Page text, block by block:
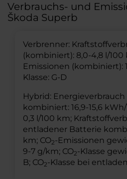
Verbrauchs- und
Škoda Superb
Verbrenner:
(kombiniert): 8,0-4,8 l/100
Emissionen (kombiniert):
Klasse: G-D
Hybrid:
kombiniert: 16,9-15,6
0,3 l/100 km;
entladener Batterie
km; CO2-Emissionen
9-7 g/km; CO2-Klasse
B; CO2-Klasse bei